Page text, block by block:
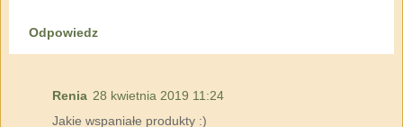
Odpowiedz
Renia 28 kwietnia 2019 11:24
Jakie wspaniałe produkty :)